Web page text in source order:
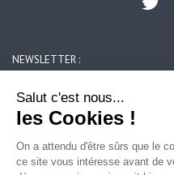
NEWSLETTER :
ARTOIS
39, rue
Salut c'est nous...
les Cookies !
On a attendu d'être sûrs que le
ce site vous intéresse avant de